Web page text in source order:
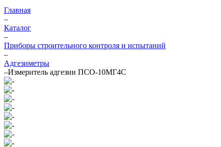
Главная
–
Каталог
–
Приборы строительного контроля и испытаний
–
Адгезиметры
–Измеритель адгезии ПСО-10МГ4С